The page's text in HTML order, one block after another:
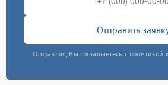
Отправить
Отправляя, Вы соглашаетесь с политикой